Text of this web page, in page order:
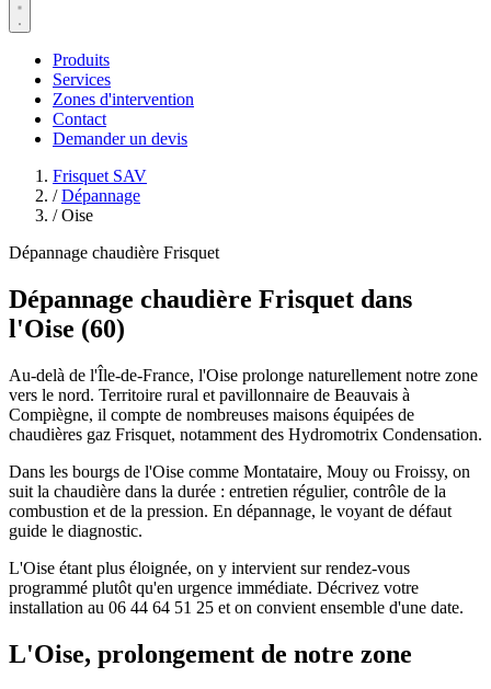
Produits
Services
Zones d'intervention
Contact
Demander un devis
Frisquet SAV
/ Dépannage
/ Oise
Dépannage chaudière Frisquet
Dépannage chaudière Frisquet dans
l'Oise (60)
Au-delà de l'Île-de-France, l'Oise prolonge naturellement notre zone
vers le nord. Territoire rural et pavillonnaire de Beauvais à
Compiègne, il compte de nombreuses maisons équipées de
chaudières gaz Frisquet, notamment des Hydromotrix Condensation.
Dans les bourgs de l'Oise comme Montataire, Mouy ou Froissy, on
suit la chaudière dans la durée : entretien régulier, contrôle de la
combustion et de la pression. En dépannage, le voyant de défaut
guide le diagnostic.
L'Oise étant plus éloignée, on y intervient sur rendez-vous
programmé plutôt qu'en urgence immédiate. Décrivez votre
installation au 06 44 64 51 25 et on convient ensemble d'une date.
L'Oise, prolongement de notre zone